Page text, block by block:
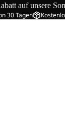
auf unsere
30 Tagen